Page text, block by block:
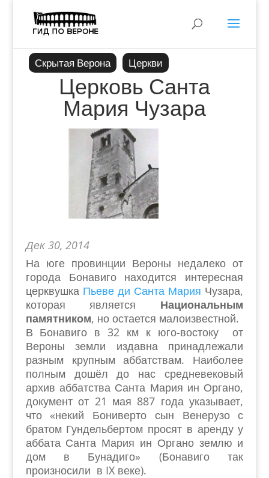
Скрытая Верона Церкви
Церковь Санта
Мария Чузара
Дек 30, 2014
На юге провинции Вероны недалеко от
города Бонавиго находится интересная
церквушка Пьеве ди Санта Мария Чузара,
которая является Национальным
памятником, но остается малоизвестной.
В Бонавиго в 32 км к юго-востоку от
Вероны земли издавна принадлежали
разным крупным аббатствам. Наиболее
полным дошёл до нас средневековый
архив аббатства Санта Мария ин Органо,
документ от 21 мая 887 года указывает,
что «некий Бониверто сын Венерузо с
братом Гундельбертом просят в аренду у
аббата Санта Мария ин Органо землю и
дом в Бунадиго» (Бонавиго так
произносили в IX веке).